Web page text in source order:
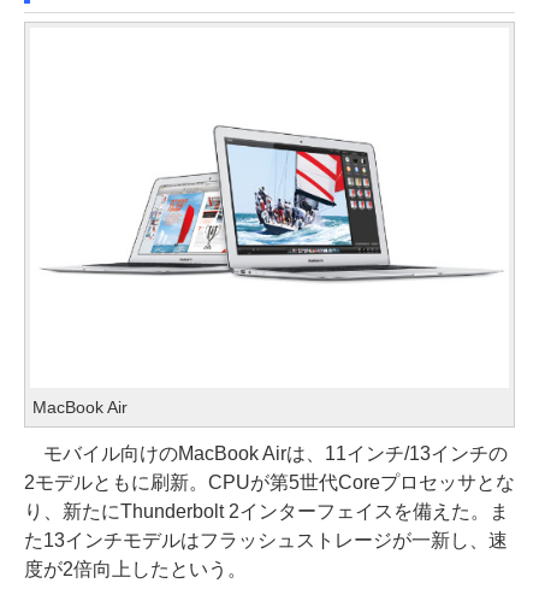
MacBook Air
モバイル向けのMacBook Airは、11インチ/13インチの
2モデルともに刷新。CPUが第5世代Coreプロセッサとな
り、新たにThunderbolt 2インターフェイスを備えた。ま
た13インチモデルはフラッシュストレージが一新し、速
度が2倍向上したという。